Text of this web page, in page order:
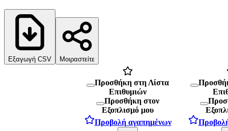
Εξαγωγή CSV Μοιραστείτε
Προσθήκη στη Λίστα
Επιθυμιών
Προσθήκη στον
Εξοπλισμό μου
Προβολή αγαπημένων